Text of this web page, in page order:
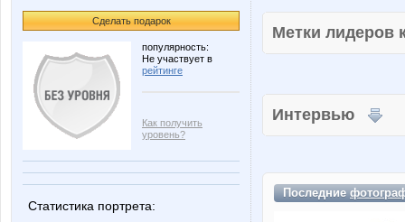
Сделать подарок
популярность:
Не участвует в
рейтинге
Как получить
уровень?
Статистика портрета:
Метки
Интервью
Последние